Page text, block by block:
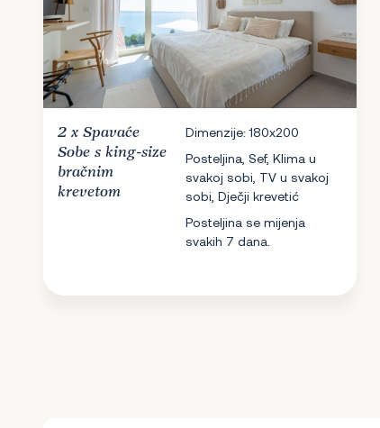
2 x Spavaće
Sobe s king-size
bračnim
krevetom
Dimenzije: 180x200
Posteljina, Sef, Klima u
svakoj sobi, TV u svakoj
sobi, Dječji krevetić
Posteljina se mijenja
svakih 7 dana.